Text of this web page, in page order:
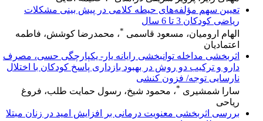
تعیین سهم مؤلفه‌های حیطه کلامی در پیش بینی مشکلات
ریاضی کودکان 3 تا 6 سال
الهام ارومیان، مسعود قاسمی *، محمدرضا کوشش، فاطمه
اعتمادیان
اثربخشی مداخله توانبخشی رایانه یار- یکپارچگی حسی، مصرف
دارو و ترکیب دو روش در بهبود بازداری پاسخ کودکان با اختلال
نارسایی توجه/ فزون کنشی
سارا شمشیری *، محمود شیخ، رسول حمایت طلب، فروغ
ریاحی
بررسی اثربخشی معنویت درمانی بر افزایش امید در زنان مبتلا